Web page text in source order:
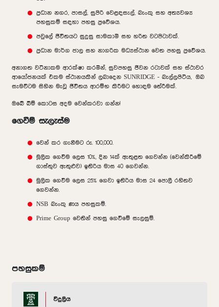
ප්‍රධාන නගර, පාසල්, සුපිරි වෙළඳසැල්, බැංකු සහ අත්‍යවශ්‍ය
පහසුකම් සඳහා පහසු ප්‍රවේශය.
පවුලේ ජීවිතයට සුදුසු සාමකාමී සහ හරිත වටපිටාවක්.
ප්‍රධාන මාර්ග ජාල සහ නාගරික මධ්‍යස්ථාන වෙත පහසු ප්‍රවේශය.
අනාගත වටිනාකම ආරක්ෂා කරමින්, සුවපහසු ජීවන රටාවක් සහ ස්ථාවර
ආයෝජනයක් එකම ස්ථානයකින් ලබාදෙන SUNRIDGE - බැල්ලපිටිය, ඔබ
සැමවිටම සිහින මැවූ ජීවිතය ආරම්භ කිරීමට හොඳම තේරීමක්.
ඔබේ බිම් කොටස අදම වෙන්කරවා ගන්න!
ගෙවීම් සැලැස්ම
වෙන් කර ගැනීමට රු. 100,000.
මූලික ගෙවීම ලෙස 10%, දින 14ක් ඇතුළත ගෙවන්න (වෙන්කිරීමේ
ගාස්තුව ඇතුළුව) ඉතිරිය මාස 40 ගෙවන්න.
මුලික ගෙවීම ලෙස 25% ගෙවා ඉතිරිය මාස 24 පොලී රහිතව
ගෙවන්න.
NSB බැංකු ණය පහසුකම්.
Prime Group වෙතින් පහසු ගෙවීමේ සැලසුම්.
පහසුකම්
විදුලිය